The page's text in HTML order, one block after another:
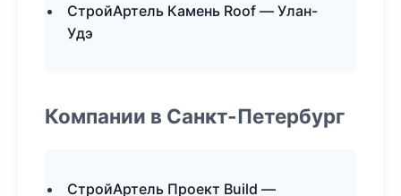
СтройАртель Камень Roof — Улан-
Удэ
Компании в Санкт-Петербург
СтройАртель Проект Build —